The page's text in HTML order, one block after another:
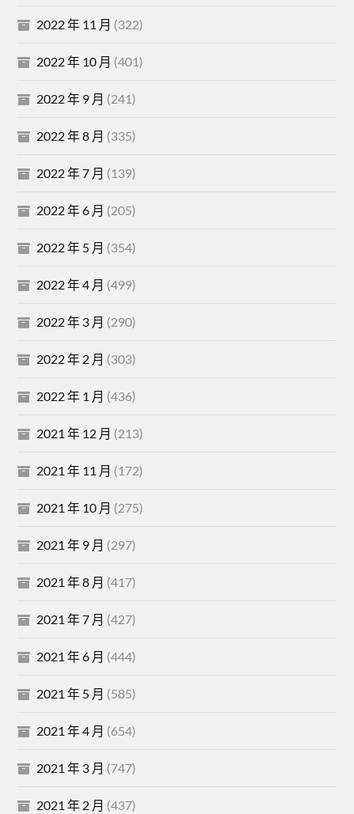
2022 年 11 月 (322)
2022 年 10 月 (401)
2022 年 9 月 (241)
2022 年 8 月 (335)
2022 年 7 月 (139)
2022 年 6 月 (205)
2022 年 5 月 (354)
2022 年 4 月 (499)
2022 年 3 月 (290)
2022 年 2 月 (303)
2022 年 1 月 (436)
2021 年 12 月 (213)
2021 年 11 月 (172)
2021 年 10 月 (275)
2021 年 9 月 (297)
2021 年 8 月 (417)
2021 年 7 月 (427)
2021 年 6 月 (444)
2021 年 5 月 (585)
2021 年 4 月 (654)
2021 年 3 月 (747)
2021 年 2 月 (437)